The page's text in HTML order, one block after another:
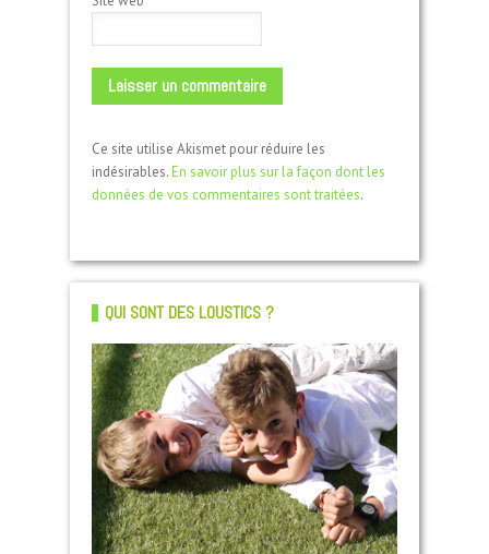
Ce site utilise Akismet pour réduire les
indésirables.En savoir plus sur la façon dont les
données de vos commentaires sont traitées.
QUI SONT DES LOUSTICS ?